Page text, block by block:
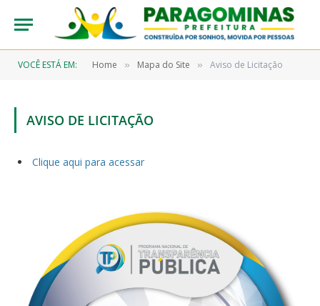
VOCÊ ESTÁ EM: Home » Mapa do Site » Aviso de Licitação
AVISO DE LICITAÇÃO
Clique aqui para acessar